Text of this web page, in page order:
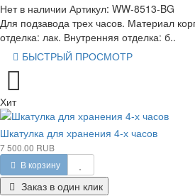
Нет в наличии Артикул: WW-8513-BG
Для подзавода трех часов. Материал
отделка: лак. Внутренняя отделка: б..
БЫСТРЫЙ ПРОСМОТР
Хит
Шкатулка для хранения 4-х часов
7 500.00 RUB
В корзину
Заказ в один клик